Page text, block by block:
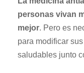
personas vivan
mejor. Pero es
para modificar
saludables junto